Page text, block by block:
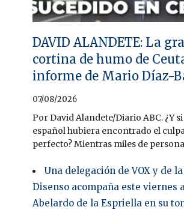
DAVID ALANDETE: La
cortina de humo de
informe de Mario Díaz-
07/08/2026
Por David Alandete/Diario ABC. ¿Y
español hubiera encontrado el
perfecto? Mientras miles de
Una delegación de VOX y de
Disenso acompaña este viernes
Abelardo de la Espriella en su